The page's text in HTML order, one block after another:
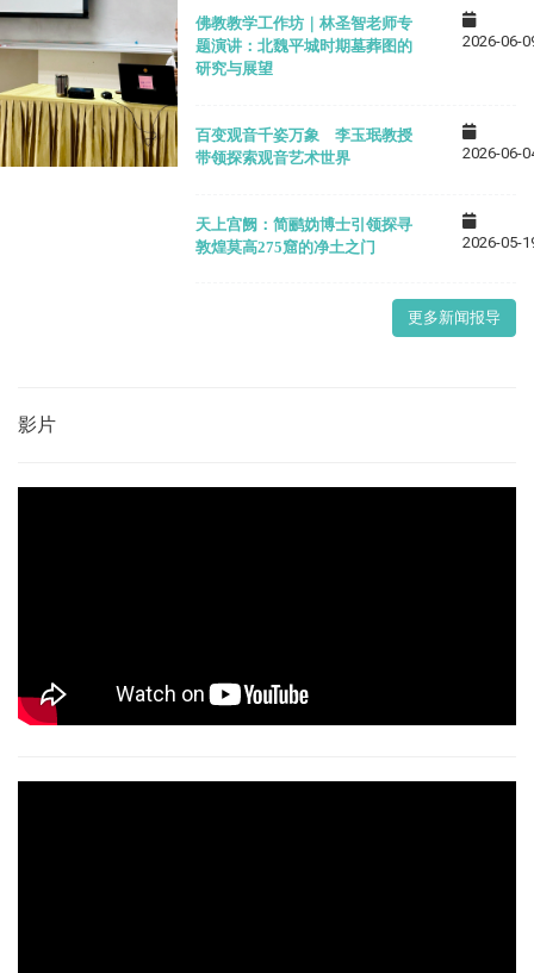
佛教教学工作坊｜林圣智老师专
题演讲：北魏平城时期墓葬图的
研究与展望
2026-06-
百变观音千姿万象 李玉珉教授
带领探索观音艺术世界
2026-06-
天上宫阙：简鹂妫博士引领探寻
敦煌莫高275窟的净土之门
2026-05-
更多新闻报导
影片